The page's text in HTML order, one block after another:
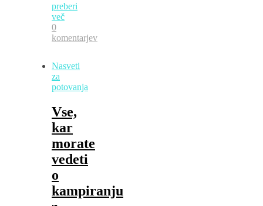
preberi
več
0
komentarjev
Nasveti
za
potovanja
Vse,
kar
morate
vedeti
o
kampiranju